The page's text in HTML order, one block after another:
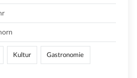
Kultur Gastronomie